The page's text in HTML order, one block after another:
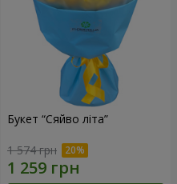
Букет “Сяйво літа”
1 574 грн